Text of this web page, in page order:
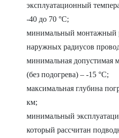
эксплуатационный
-40 до 70 °С;
минимальный монтажный
наружных радиусов
минимальная допустимая
(без подогрева) – -15 °С;
максимальная глубина
км;
минимальный
который рассчитан